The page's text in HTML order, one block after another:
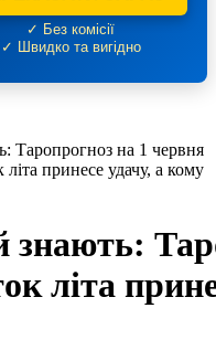
✓ Без комісії
✓ Швидко та вигідно
Таропрогноз на 1 червня
принесе удачу, а кому
літа